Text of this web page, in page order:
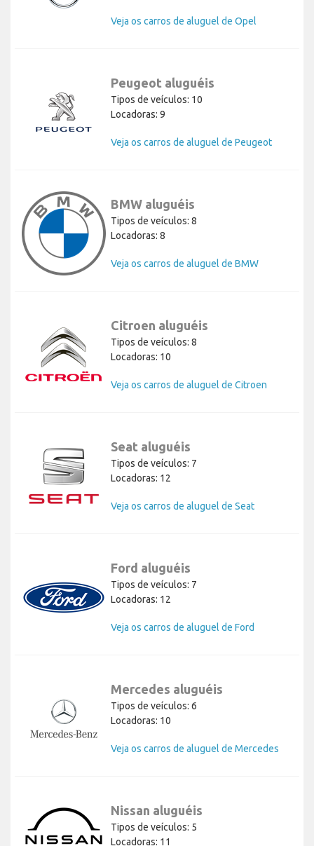
Veja os carros de aluguel de Opel
Peugeot aluguéis
Tipos de veículos: 10
Locadoras: 9
Veja os carros de aluguel de Peugeot
BMW aluguéis
Tipos de veículos: 8
Locadoras: 8
Veja os carros de aluguel de BMW
Citroen aluguéis
Tipos de veículos: 8
Locadoras: 10
Veja os carros de aluguel de Citroen
Seat aluguéis
Tipos de veículos: 7
Locadoras: 12
Veja os carros de aluguel de Seat
Ford aluguéis
Tipos de veículos: 7
Locadoras: 12
Veja os carros de aluguel de Ford
Mercedes aluguéis
Tipos de veículos: 6
Locadoras: 10
Veja os carros de aluguel de Mercedes
Nissan aluguéis
Tipos de veículos: 5
Locadoras: 11